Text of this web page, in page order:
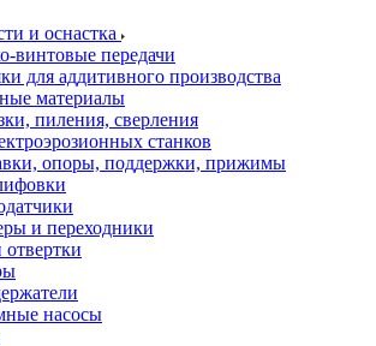
и оснастка
винтовые передачи
для аддитивного производства
материалы
пиления, сверления
станков
опоры, поддержки, прижимы
и переходники
насосы